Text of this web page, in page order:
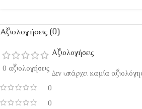
Αξιολογήσεις (0)
0 αξιολογήσεις
0
0
Αξιολογήσεις
Δεν υπάρχει καμία